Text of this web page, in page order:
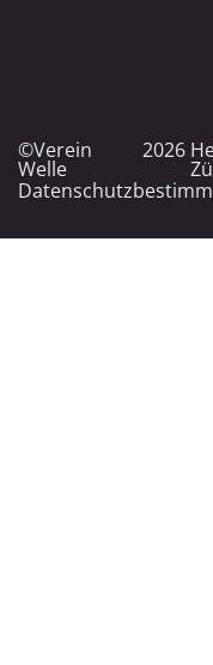
©Verein
Welle
2026